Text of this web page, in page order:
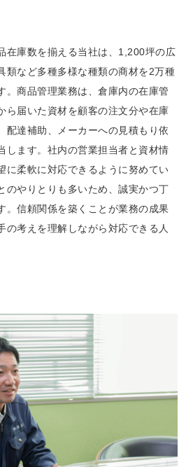
在庫数を揃える当社は、1,200坪の広
類など多種多様な種類の商材を2万種
。商品管理業務は、倉庫内の在庫管
ら届いた資材を顧客の注文分や在庫
配達補助、メーカーへの見積もり依
します。社内の営業担当者と資材情
に柔軟に対応できるように努めてい
のやりとりも多いため、誠実かつ丁
。信頼関係を築くことが業務の成果
の考えを理解しながら対応できる人